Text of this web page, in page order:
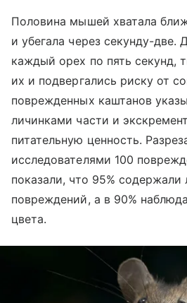
Половина мышей хватала
и убегала через секунду-две.
каждый орех по пять секунд,
их и подвергались риску от
поврежденных каштанов
личинками части и
питательную ценность.
исследователями 100
показали, что 95%
повреждений, а в 90%
цвета.